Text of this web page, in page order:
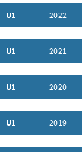
U1 2022
Inhalt aufklappen
U1 2021
Inhalt aufklappen
U1 2020
Inhalt aufklappen
U1 2019
Inhalt aufklappen